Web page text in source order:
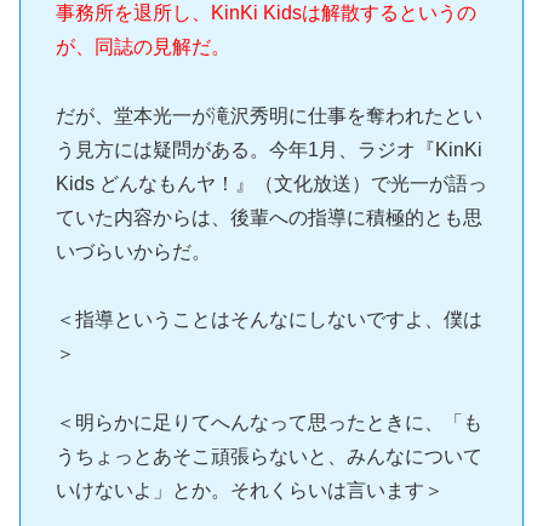
事務所を退所し、KinKi Kidsは解散するというの
が、同誌の見解だ。
だが、堂本光一が滝沢秀明に仕事を奪われたとい
う見方には疑問がある。今年1月、ラジオ『KinKi
Kids どんなもんヤ！』（文化放送）で光一が語っ
ていた内容からは、後輩への指導に積極的とも思
いづらいからだ。
＜指導ということはそんなにしないですよ、僕は
＞
＜明らかに足りてへんなって思ったときに、「も
うちょっとあそこ頑張らないと、みんなについて
いけないよ」とか。それくらいは言います＞